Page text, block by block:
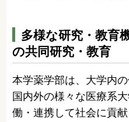
多様な研究・教育
の共同研究・教育
本学薬学部は、大学内
国内外の様々な医療系
働・連携して社会に貢